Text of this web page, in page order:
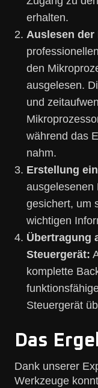
erhalten.
Auslesen der
den
ausgelesen.
und
während das
nahm.
Erstellung
ausgelesenen
gesichert, um
wichtigen
Übertragung
Steuergerät:
komplette
Steuergerät
Das
Dank unserer
Werkzeuge